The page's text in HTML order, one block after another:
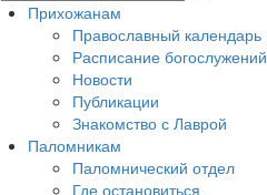
Прихожанам
Православный календарь
Расписание богослужений
Новости
Публикации
Знакомство с Лаврой
Паломникам
Паломнический отдел
Где остановиться